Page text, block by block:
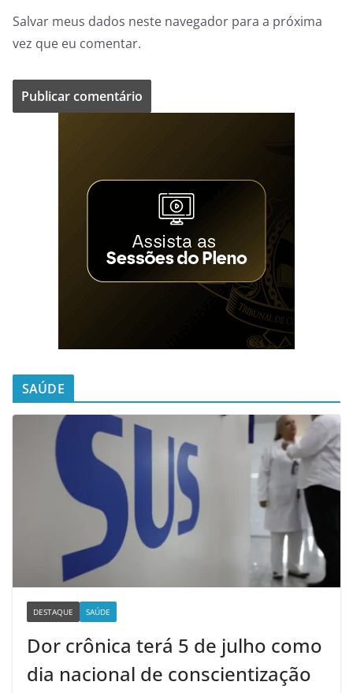
Salvar meus dados neste navegador para a próxima
vez que eu comentar.
SAÚDE
DESTAQUE SAÚDE
Dor crônica terá 5 de julho como
dia nacional de conscientização